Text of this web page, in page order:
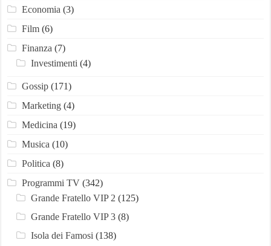
Economia (3)
Film(6)
Finanza (7)
Investimenti (4)
Gossip(171)
Marketing(4)
Medicina (19)
Musica (10)
Politica (8)
Programmi TV(342)
Grande Fratello VIP 2 (125)
Grande Fratello VIP 3(8)
Isola dei Famosi (138)